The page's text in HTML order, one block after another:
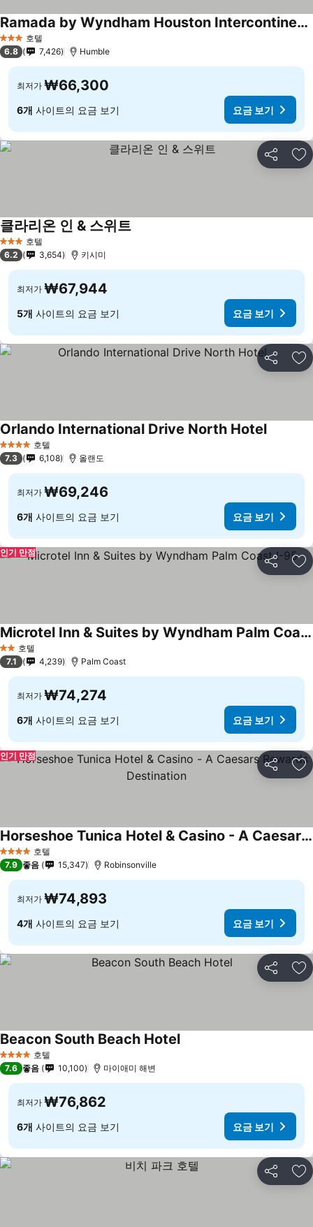
3 성급 호텔
Ramada by Wyndham Houston Intercontinental Airport East
6.8 7,426 Humble
최저가 ₩66,300
6개 사이트의 요금 보기 요금 보기
공유 즐
3 성급 호텔
클라리온 인 & 스위트
6.2 3,654 키시미
최저가 ₩67,944
5개 사이트의 요금 보기 요금 보기
공유 즐
4 성급 호텔
Orlando International Drive North Hotel
7.3 6,108 올랜도
최저가 ₩69,246
6개 사이트의 요금 보기 요금 보기
공유 즐
인기 만점
2 성급호텔
Microtel Inn & Suites by Wyndham Palm Coast I-95
7.1 4,239 Palm Coast
최저가 ₩74,274
6개 사이트의 요금 보기 요금 보기
공유 즐
인기 만점
4 성급 호텔
Horseshoe Tunica Hotel & Casino - A Caesars Rewards Destination
7.9 좋음 15,347 Robinsonville
최저가 ₩74,893
4개 사이트의 요금 보기 요금 보기
공유 즐
4 성급 호텔
Beacon South Beach Hotel
7.6 좋음 10,100 마이애미 해변
최저가 ₩76,862
6개 사이트의 요금 보기 요금 보기
공유 즐